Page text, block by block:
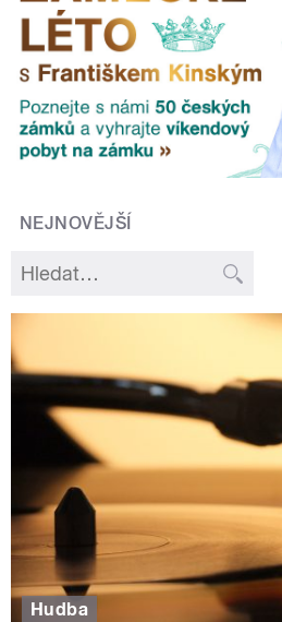
NEJNOVĚJŠÍ
Hudba